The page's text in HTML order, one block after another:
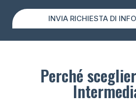
INVIA RICHIESTA DI
Perché